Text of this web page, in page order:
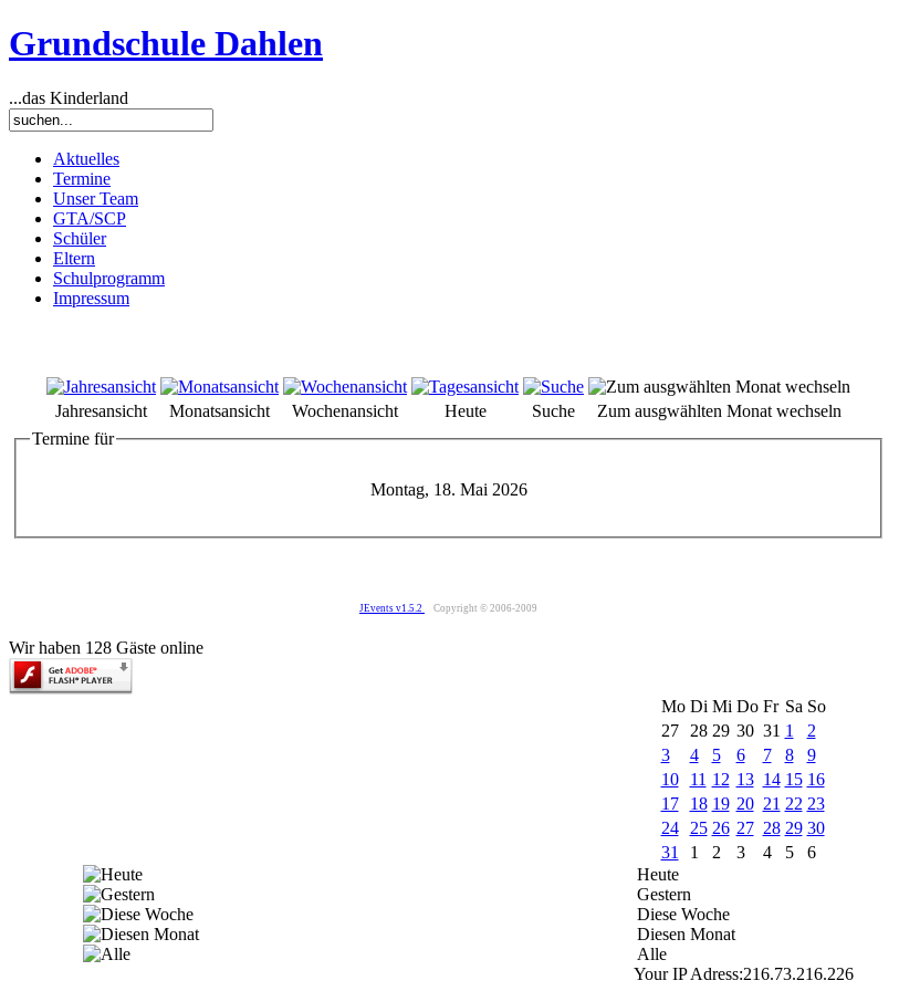
Grundschule Dahlen
...das Kinderland
Aktuelles
Termine
Unser Team
GTA/SCP
Schüler
Eltern
Schulprogramm
Impressum
Jahresansicht Monatsansicht Wochenansicht Heute Suche
Zum ausgwählten Monat wechseln
Termine für
Montag, 18. Mai 2026
JEvents v1.5.2 Copyright © 2006-2009
Wir haben 128 Gäste online
Mo Di Mi Do Fr Sa So
27
28 29 30 31 1
2
3
4 5 6 7 8
9
10
11 12 13 14 15 16
17
18 19 20 21 22 23
24
25 26 27 28 29 30
31
1 2 3 4 5
6
Heute
Gestern
Diese Woche
Diesen Monat
Alle
Your IP Adress:216.73.216.226